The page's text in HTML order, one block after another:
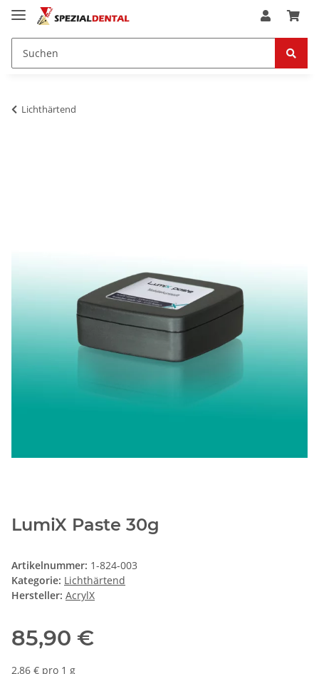
Lichthärtend
LumiX Paste 30g
Artikelnummer: 1-824-003
Kategorie: Lichthärtend
Hersteller: AcrylX
85,90 €
2,86 € pro 1 g